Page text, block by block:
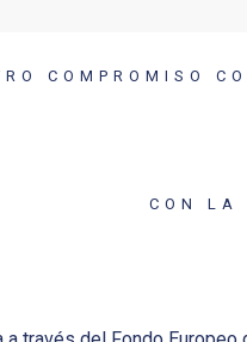
COMPROMISO
CON LA